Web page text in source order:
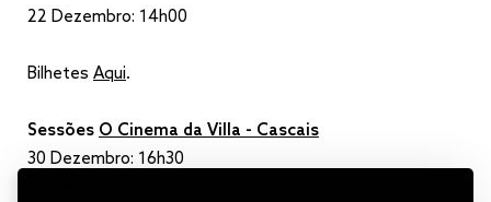
22 Dezembro: 14h00
Bilhetes Aqui.
Sessões O Cinema da Villa - Cascais
30 Dezembro: 16h30